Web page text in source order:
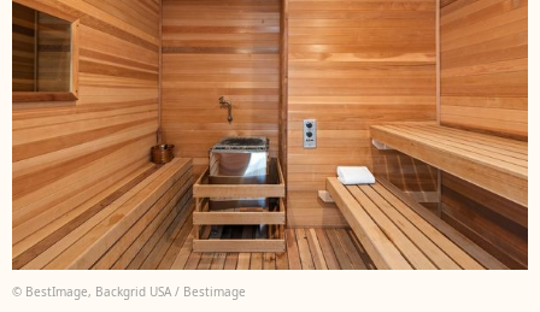
© BestImage, Backgrid USA / Bestimage